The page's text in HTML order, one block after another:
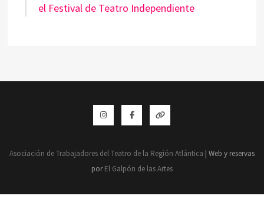
el Festival de Teatro Independiente
InstagramFacebookWhatsapp
Asociación de Trabajadores del Teatro de la Región Atlántica | Web y reservas
porEl Galpón de las Artes